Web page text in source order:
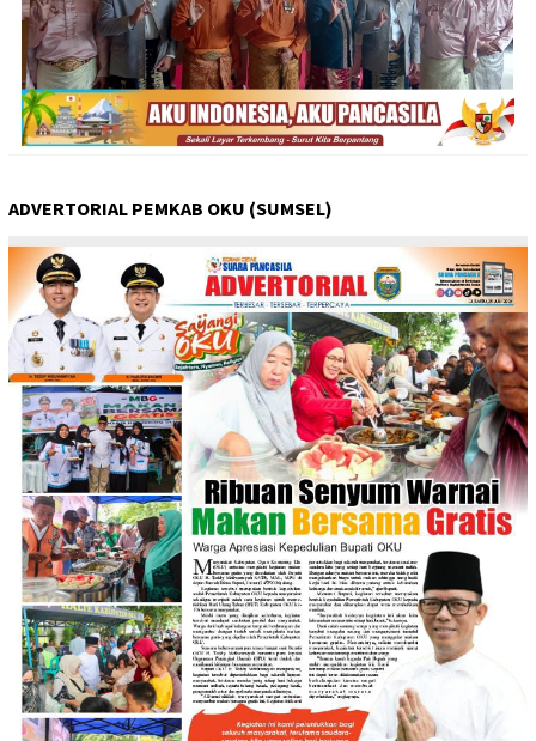
ADVERTORIAL PEMKAB OKU (SUMSEL)